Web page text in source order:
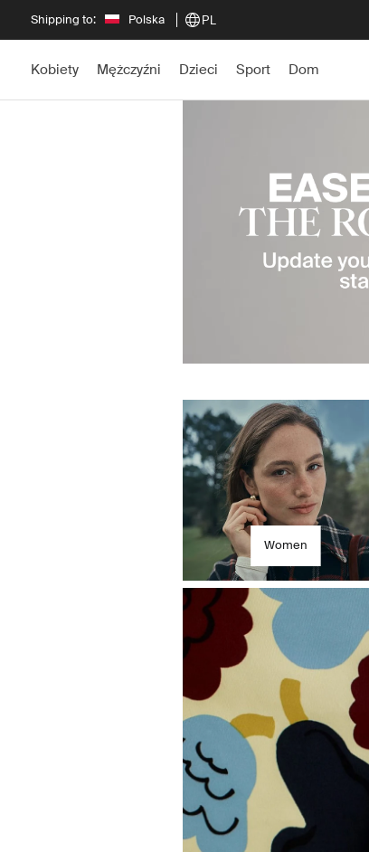
Shipping to: Polska PL
Kobiety Mężczyźni Dzieci Sport Dom
Women